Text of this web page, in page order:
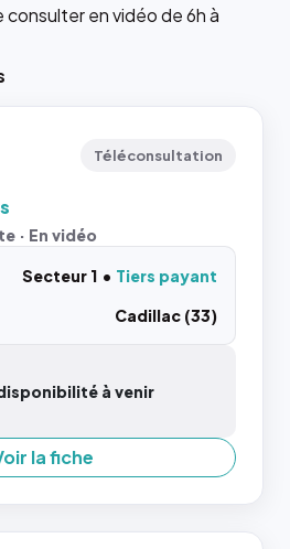
en vidéo de 6h à
Téléconsultation
· En vidéo
Secteur 1
Tiers payant
Cadillac (33)
à venir
la fiche